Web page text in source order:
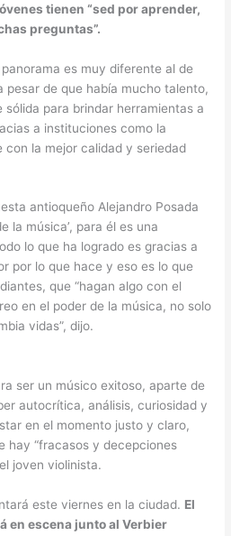
tienen “sed por aprender,
preguntas”.
es muy diferente al de
pesar de que había mucho talento,
para brindar herramientas a
a instituciones como la
con la mejor calidad y seriedad
antioqueño Alejandro Posada
la música’, para él es una
lo que ha logrado es gracias a
por lo que hace y eso es lo que
que “hagan algo con el
en el poder de la música, no solo
vidas”, dijo.
ser un músico exitoso, aparte de
autocrítica, análisis, curiosidad y
en el momento justo y claro,
hay “fracasos y decepciones
joven violinista.
este viernes en la ciudad. El
en escena junto al Verbier